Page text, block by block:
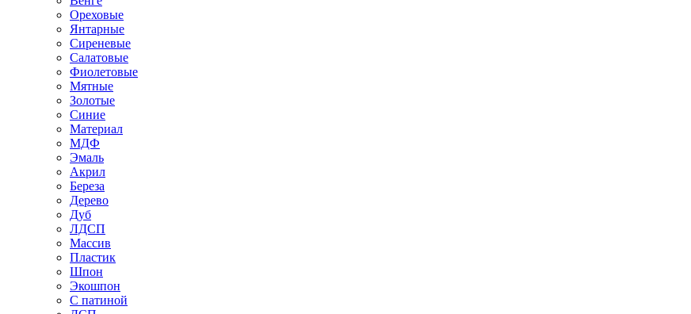
Ореховые
Янтарные
Сиреневые
Салатовые
Фиолетовые
Мятные
Золотые
Синие
Материал
МДФ
Эмаль
Акрил
Береза
Дерево
Дуб
ЛДСП
Массив
Пластик
Шпон
Экошпон
С патиной